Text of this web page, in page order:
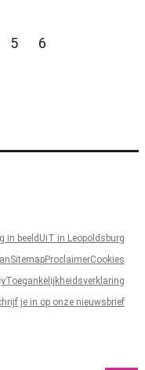
pagina
pagina
5 pagina
6
in beeld UiT in Leopoldsburg
SitemapProclaimerCookies
Toegankelijkheidsverklaring
je in op onze nieuwsbrief